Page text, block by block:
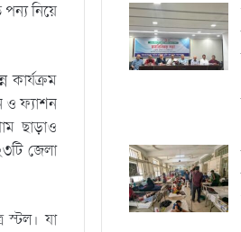
নিয়ে
কার্যক্রম
ও ফ্যাশন
ছাড়াও
জেলা
স্টল। যা